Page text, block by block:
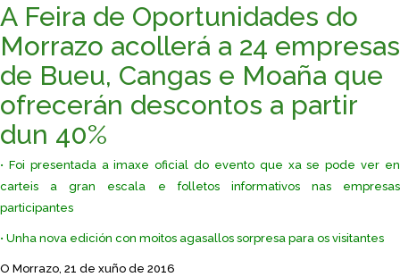
A Feira de Oportunidades do
Morrazo acollerá a 24 empresas
de Bueu, Cangas e Moaña que
ofrecerán descontos a partir
dun 40%
• Foi presentada a imaxe oficial do evento que xa se pode ver en
carteis a gran escala e folletos informativos nas empresas
participantes
• Unha nova edición con moitos agasallos sorpresa para os visitantes
O Morrazo, 21 de xuño de 2016